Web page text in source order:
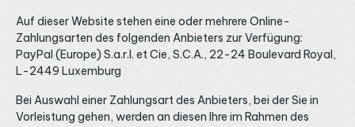
Auf dieser Website stehen eine oder mehrere Online-
Zahlungsarten des folgenden Anbieters zur Verfügung:
PayPal (Europe) S.a.r.l. et Cie, S.C.A., 22-24 Boulevard Royal,
L-2449 Luxemburg
Bei Auswahl einer Zahlungsart des Anbieters, bei der Sie in
Vorleistung gehen, werden an diesen Ihre im Rahmen des